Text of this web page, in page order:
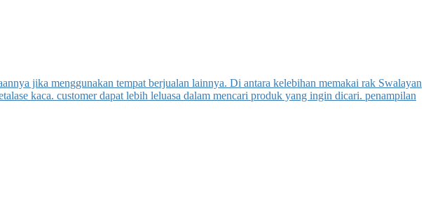
jika menggunakan tempat berjualan lainnya. Di antara kelebihan memakai rak Swalayan
kaca. customer dapat lebih leluasa dalam mencari produk yang ingin dicari. penampilan